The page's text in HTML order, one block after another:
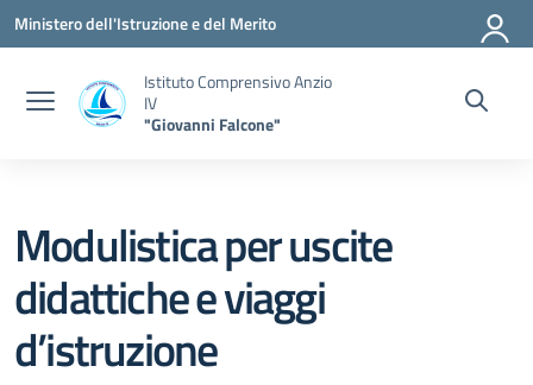
Vai ai contenuti
Vai al menu di navigazione
Vai al footer
Ministero dell'Istruzione e del Merito
Istituto Comprensivo Anzio
IV
"Giovanni Falcone"
Modulistica per uscite
didattiche e viaggi
d’istruzione